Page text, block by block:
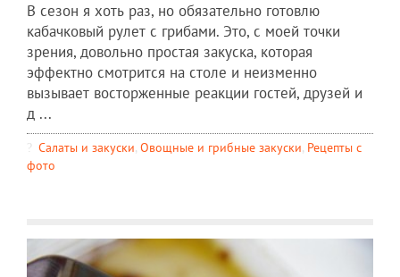
В сезон я хоть раз, но обязательно готовлю
кабачковый рулет с грибами. Это, с моей точки
зрения, довольно простая закуска, которая
эффектно смотрится на столе и неизменно
вызывает восторженные реакции гостей, друзей и
д ...
Салаты и закуски, Овощные и грибные закуски, Рецепты c
фото